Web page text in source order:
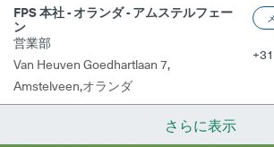
FPS 本社 - オランダ - アムステルフェー
ン
営業部
Van Heuven Goedhartlaan 7,
Amstelveen,オランダ
さらに表示